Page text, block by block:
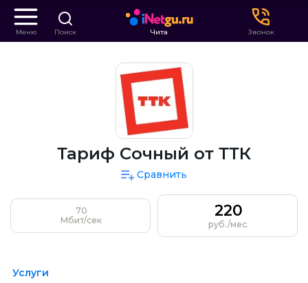
Меню Поиск Чита Звонок
Тариф Сочный от ТТК
Сравнить
70
Мбит/сек
220
руб./мес.
Услуги